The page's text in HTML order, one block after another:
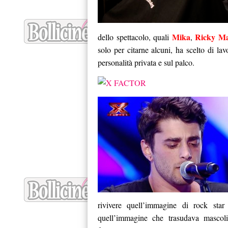
dello spettacolo, quali Mika,Ricky
solo per citarne alcuni, ha scelto di
personalità privata e sul palco.
rivivere quell’immagine di rock
quell’immagine che trasudava